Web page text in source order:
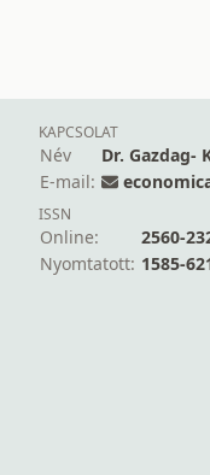
KAPCSOLAT
Név
Dr. Gazdag-
E-mail:
ISSN
Online:
2560-
Nyomtatott: 1585-